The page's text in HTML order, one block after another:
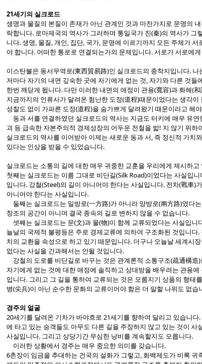
21세기의 실크로드
생명과 물질의 본질이 존재가 아닌 관계인 것과 마찬가지로 문명의
락합니다. 로마제국의 역사가 그러하며 통일국가 진(秦)의 역사가
니다. 생명, 물질, 개인, 집단, 국가, 문명에 이르기까지 모든 주체가
야 합니다. 어떠한 통로로 연결되는가의 문제입니다. 서로가 서로에
이스탄불은 동서무역로(東西貿易路)인 실크로드의 종착지입니다.
저마다 자기의 내면 깊숙한 곳에 자기에게 없는 것, 자기와 다른 것
한번 깨닫게 됩니다. 다만 이러한 내면의 애정이 관용(寬容)과 화해(
지금까지의 인류사가 달려온 험난한 도정(道程)때문이었다는 생각
성찰도 없이 가파른 도정(道程)을 숨가쁘게 달려왔기 때문이라고 해
동과 서를 연결하였던 실크로드의 역사는 지금도 터키에 매우 유
괴 등 급속한 자본주의적 경제성장의 어두운 전철을 밟! 지 않기 위
실크로드의 역사를 이어받아 이제는 새로운 동과 서, 즉 정신적 가치
있다는 인상을 받을 수 있었습니다.
실크로드는 소통의 길에 대한 매우 귀중한 교훈을 우리에게 제시하고
첫째는 실크로드는 이름 그대로 비단길(Silk Road)이었다는 사실입
입니다. 강철(Steel)의 길이 아니어야 한다는 사실입니다. 전차(戰車
아니어야 한다는 사실입니다.
둘째는 실크로드는 일방로(一方路)가 아니라 양방로(兩方路)였다
창조의 공간이 아니며 결국 종속의 길로 변하지 않을 수 없습니다.
셋째는 실크로드는 문(文)과 물(物)이 함께 교류되었다는 사실입
늘날의 국제적 불평등은 주로 경제교류에 의하여 구조화된 것입니
치의 교환을 속성으로 하고 있기 때문입니다. 더구나 오늘날 세계시
없다는 사실을 간과해서는 안될 것입니다.
강철의 도로를 비단길로 바꾸는 것은 관계론적 소통구조(疏通構造
자기에게 없는 것에 대한 애정에 솔직하고 상대방을 배우려는 관용
입니다. 그리고 그 길을 통하여 교류되는 것은 모름지기 상품의 형태
병(尖兵)이 아닌 순수한 문화의 교류이어야 함은 더 말할 나위도 없습
경주의 얼굴
20세기를 달려온 기차가 바야흐로 21세기를 향하여 달리고 있습니
에 타고 있는 승객들도 아무도 다른 길을 주장하지 않고 있는 것이
사실입니다. 그리고 상당기간 무심한 낭비를 계속할지도 모릅니다.
이러한 상황에서 경주는 매우 중요한 의미를 갖습니다.
6촌장이 임금을 추대하는 건국의 설화가 그렇고, 화백제도가 비록